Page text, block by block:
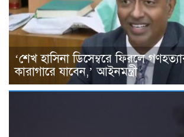
‘শেখ হাসিনা ডিসেম্বরে ফিরলে
কারাগারে যাবেন,’ আইনমন্ত্রী